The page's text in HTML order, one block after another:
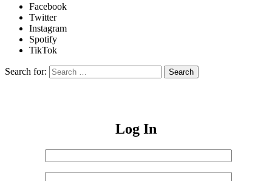
Facebook
Twitter
Instagram
Spotify
TikTok
Search for: Search
Log In
utente